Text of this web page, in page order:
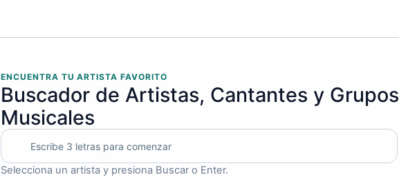
ENCUENTRA TU ARTISTA FAVORITO
Buscador de Artistas, Cantantes y Grupos
Musicales
Selecciona un artista y presiona Buscar o Enter.